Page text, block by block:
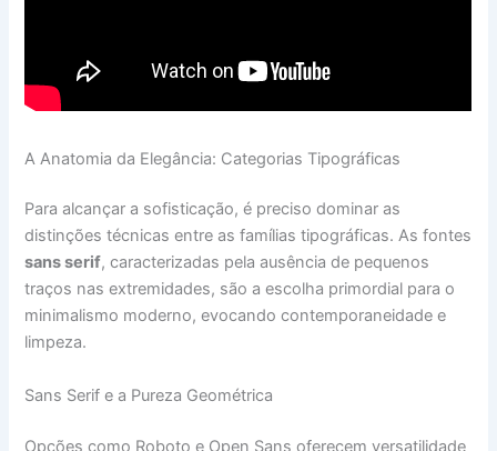
A Anatomia da Elegância: Categorias Tipográficas
Para alcançar a sofisticação, é preciso dominar as
distinções técnicas entre as famílias tipográficas. As fontes
sans serif, caracterizadas pela ausência de pequenos
traços nas extremidades, são a escolha primordial para o
minimalismo moderno, evocando contemporaneidade e
limpeza.
Sans Serif e a Pureza Geométrica
Opções como Roboto e Open Sans oferecem versatilidade